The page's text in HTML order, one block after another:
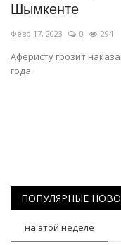
Шымкенте
Февр 17, 2023 0 294
Аферисту грозит
года
ПОПУЛЯРНЫЕ
на этой неделе